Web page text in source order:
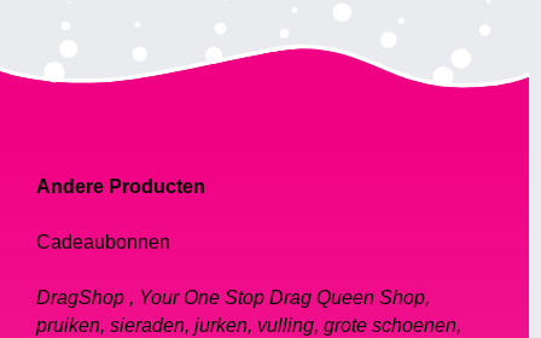
Andere Producten
Cadeaubonnen
DragShop , Your One Stop Drag Queen Shop,
pruiken, sieraden, jurken, vulling, grote schoenen,